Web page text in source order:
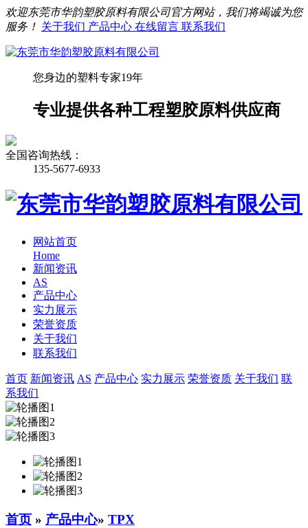
欢迎东莞市华韵塑胶原料有限公司官方网站，我们将竭诚为您
服务！ 关于我们 产品中心 在线留言 联系我们
您身边的塑料专家19年
专业提供各种工程塑胶原料供应商
全国咨询热线：
135-5677-6933
网站首页
Home
新闻资讯
AS
产品中心
实力展示
荣誉资质
关于我们
联系我们
首页 新闻资讯 AS 产品中心 实力展示 荣誉资质 关于我们 联
系我们
首页 » 产品中心» TPX